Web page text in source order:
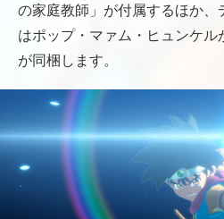
の家庭教師」が付属するほか、
はポップ・マァム・ヒュンケ
が同梱します。